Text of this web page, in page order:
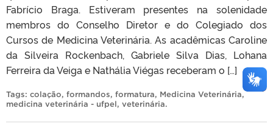
Fabrício Braga. Estiveram presentes na solenidade
membros do Conselho Diretor e do Colegiado dos
Cursos de Medicina Veterinária. As acadêmicas Caroline
da Silveira Rockenbach, Gabriele Silva Dias, Lohana
Ferreira da Veiga e Nathália Viégas receberam o […]
Tags: colação, formandos, formatura, Medicina Veterinária,
medicina veterinária - ufpel, veterinária.